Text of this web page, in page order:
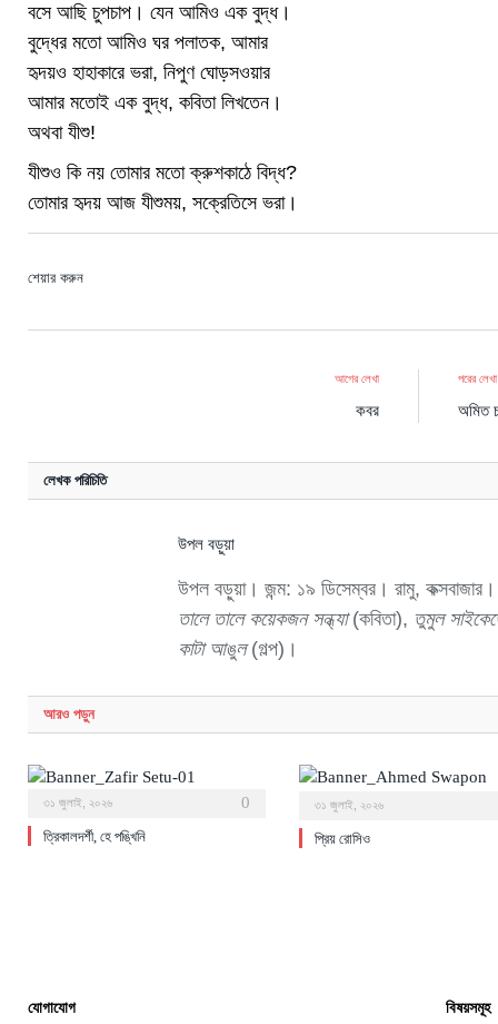
বসে আছি চুপচাপ। যেন আমিও এক বুদ্ধ।
বুদ্ধের মতো আমিও ঘর পলাতক, আমার
হৃদয়ও হাহাকারে ভরা, নিপুণ ঘোড়সওয়ার
আমার মতোই এক বুদ্ধ, কবিতা লিখতেন।
অথবা যীশু!
যীশুও কি নয় তোমার মতো ক্রুশকাঠে বিদ্ধ?
তোমার হৃদয় আজ যীশুময়, সক্রেতিসে ভরা।
শেয়ার করুন
আগের লেখা
কবর
পরের লেখা
অমিত
লেখক পরিচিতি
উপল বড়ুয়া
উপল বড়ুয়া। জন্ম: ১৯ ডিসেম্বর। রামু,
তালে তালে কয়েকজন সন্ধ্যা(কবিতা), তুমুল
কাটা আঙুল(গল্প)।
আরও পড়ুন
৩১ জুলাই, ২০২৬ 0
ত্রিকালদর্শী, হে পঙ্খিনি
৩১ জুলাই, ২০২৬
প্রিয় রোসিও
যোগাযোগ বিষয়সমূহ